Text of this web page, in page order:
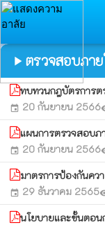
play_arrow ตรวจสอบภา
ทบทวนกฎบัตรการ
event 20 กันยายน 2566
แผนการตรวจสอบ
event 20 กันยายน 2566
มาตรการป้องกันค
event 29 ธันวาคม 2565
นโยบายและขั้นตอ